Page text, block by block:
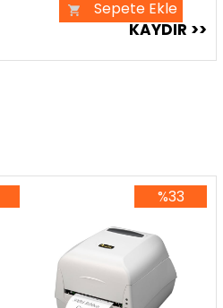
Sepete Ekle
%33